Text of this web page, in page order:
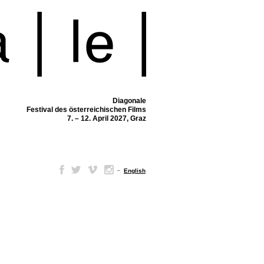
Diagonale
Festival des österreichischen Films
7. – 12. April 2027, Graz
– English